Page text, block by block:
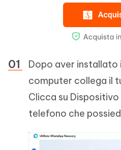
Dopo aver
computer collega il
Clicca su
telefono che